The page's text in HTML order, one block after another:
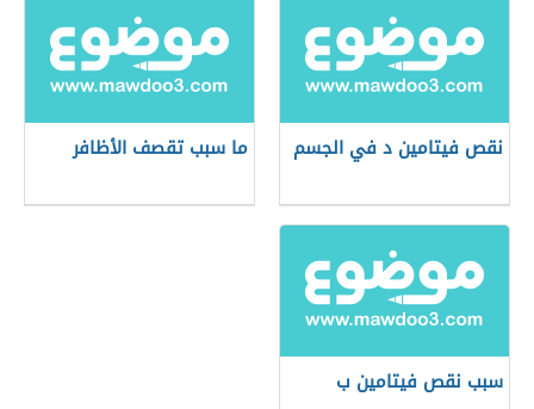
نقص فيتامين د في الجسم ما سبب تقصف الأظافر
سبب نقص فيتامين ب